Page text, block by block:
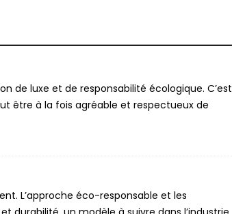
de luxe et de responsabilité écologique. C’est
être à la fois agréable et respectueux de
L’approche éco-responsable et les